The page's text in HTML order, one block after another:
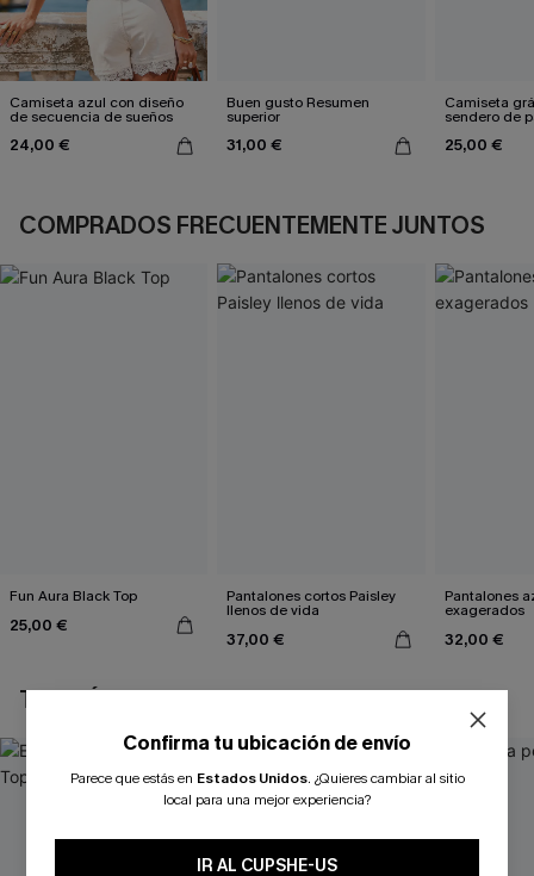
Camiseta azul con diseño
de secuencia de sueños
24,00 €
Buen gusto Resumen
superior
31,00 €
Camiseta
sendero de
25,00 €
COMPRADOS FRECUENTEMENTE JUNTOS
Fun Aura Black Top
25,00 €
Pantalones cortos Paisley
llenos de vida
37,00 €
Pantalones
exagerados
32,00 €
TAMBIÉN TE PUEDE GUSTAR
Confirma tu ubicación de envío
Parece que estás en Estados Unidos. ¿Quieres cambiar al sitio
local para una mejor experiencia?
IR AL CUPSHE-US